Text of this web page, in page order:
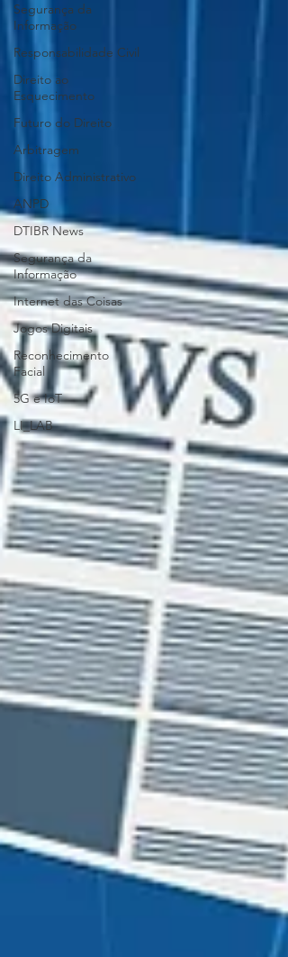
Segurança da
Informação
Responsabilidade Civil
Direito ao
Esquecimento
Futuro do Direito
Arbitragem
Direito Administrativo
ANPD
DTIBR News
Segurança da
Informação
Internet das Coisas
Jogos Digitais
Reconhecimento
Facial
5G e IoT
LI_LAB